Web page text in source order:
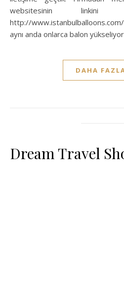
websitesinin linkini
http://
aynı anda onlarca balon
DAHA
Dream Travel